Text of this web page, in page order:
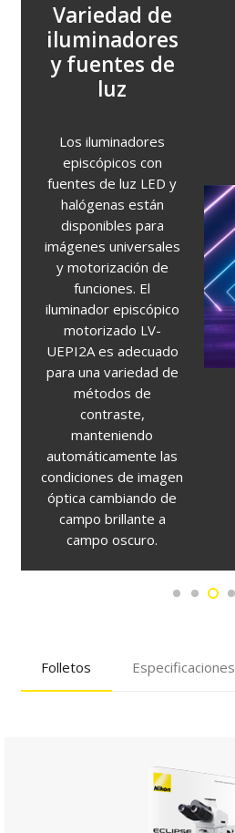
Variedad de
iluminadores
y fuentes de
luz
Los iluminadores
episcópicos con
fuentes de luz LED y
halógenas están
disponibles para
imágenes universales
y motorización de
funciones. El
iluminador episcópico
motorizado LV-
UEPI2A es adecuado
para una variedad de
métodos de
contraste,
manteniendo
automáticamente las
condiciones de imagen
óptica cambiando de
campo brillante a
campo oscuro.
Folletos Especificaciones